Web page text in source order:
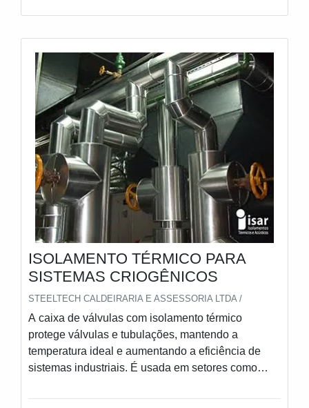
atualizações, garantindo que possam ser oferecidas
soluções eficientes.
ISOLAMENTO TÉRMICO PARA
SISTEMAS CRIOGÊNICOS
STEELTECH CALDEIRARIA E ASSESSORIA LTDA /
A caixa de válvulas com isolamento térmico
protege válvulas e tubulações, mantendo a
temperatura ideal e aumentando a eficiência de
sistemas industriais. É usada em setores como
benefícios como economia de energia, estabilidade